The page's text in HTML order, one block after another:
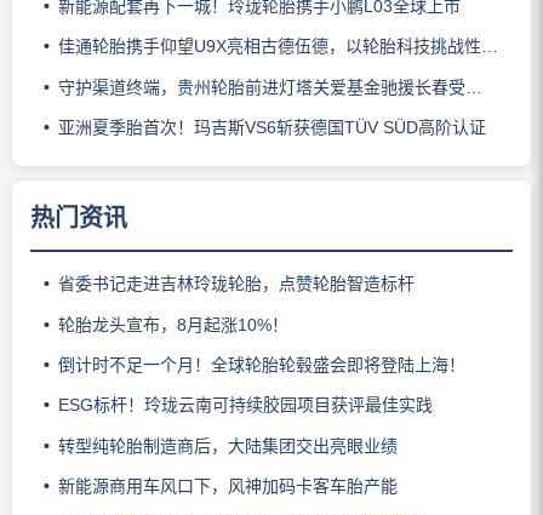
新能源配套再下一城！玲珑轮胎携手小鹏L03全球上市
佳通轮胎携手仰望U9X亮相古德伍德，以轮胎科技挑战性能边界
守护渠道终端，贵州轮胎前进灯塔关爱基金驰援长春受灾门店
亚洲夏季胎首次！玛吉斯VS6斩获德国TÜV SÜD高阶认证
热门资讯
省委书记走进吉林玲珑轮胎，点赞轮胎智造标杆
轮胎龙头宣布，8月起涨10%！
倒计时不足一个月！全球轮胎轮毂盛会即将登陆上海！
ESG标杆！玲珑云南可持续胶园项目获评最佳实践
转型纯轮胎制造商后，大陆集团交出亮眼业绩
新能源商用车风口下，风神加码卡客车胎产能